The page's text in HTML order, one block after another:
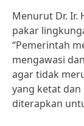
Menurut Dr. Ir.
pakar
“Pemerintah
mengawasi
agar tidak
yang ketat
diterapkan